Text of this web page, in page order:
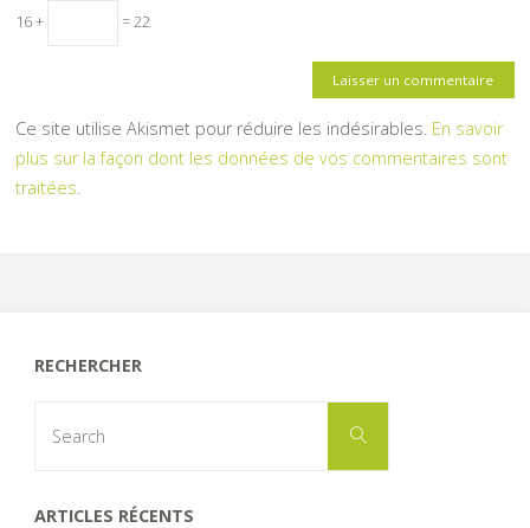
16 + = 22
Ce site utilise Akismet pour réduire les indésirables. En savoir
plus sur la façon dont les données de vos commentaires sont
traitées
RECHERCHER
Search
ARTICLES RÉCENTS